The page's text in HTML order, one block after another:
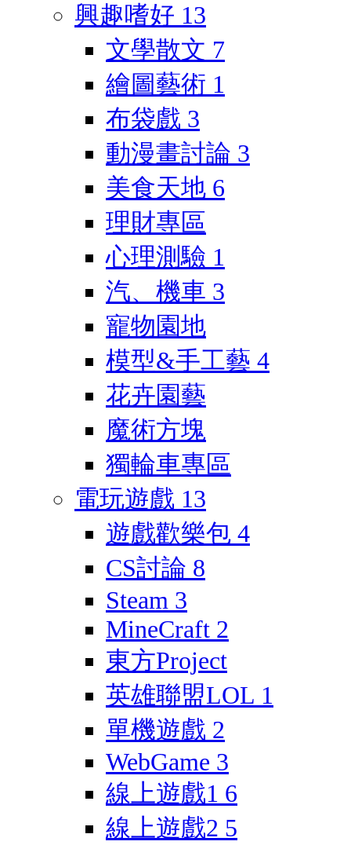
興趣嗜好 13
文學散文 7
繪圖藝術 1
布袋戲 3
動漫畫討論 3
美食天地 6
理財專區
心理測驗 1
汽、機車 3
寵物園地
模型&手工藝 4
花卉園藝
魔術方塊
獨輪車專區
電玩遊戲 13
遊戲歡樂包 4
CS討論 8
Steam 3
MineCraft 2
東方Project
英雄聯盟LOL 1
單機遊戲 2
WebGame 3
線上遊戲1 6
線上遊戲2 5